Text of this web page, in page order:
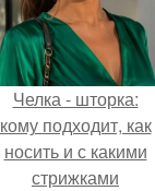
Челка - шторка:
кому подходит, как
носить и с какими
стрижками